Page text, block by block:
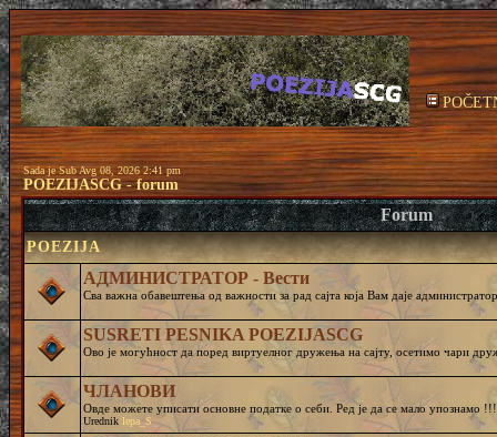
Sada je Sub Avg 08, 2026 2:41 pm
POEZIJASCG - forum
Forum
POEZIJA
АДМИНИСТРАТОР - Вести
Сва важна обавештења од важности за рад сајта која Вам даје
SUSRETI PESNIKA POEZIJASCG
Ово је могућност да поред виртуелног дружења на сајту, осетимо
ЧЛАНОВИ
Овде можете уписати основне податке о себи. Ред је да се мало упознамо !!!
Urednik lepa_S